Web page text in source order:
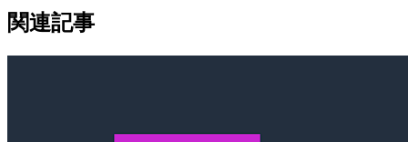
関連記事